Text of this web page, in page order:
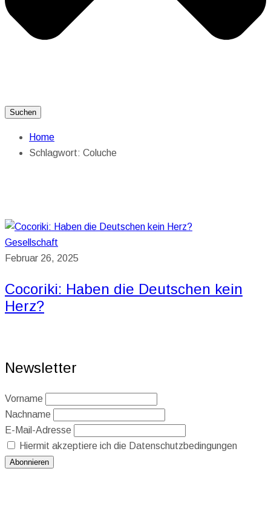
Suchen
Home
Schlagwort: Coluche
Gesellschaft
Februar 26, 2025
Cocoriki: Haben die Deutschen kein
Herz?
Newsletter
Vorname
Nachname
E-Mail-Adresse
Hiermit akzeptiere ich die Datenschutzbedingungen